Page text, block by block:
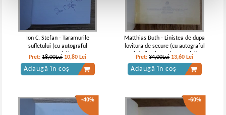
Ion C. Stefan - Taramurile
sufletului (cu autograful
autorului)
Pret:18,00Lei 10,80 Lei
Adaugă în coș
Matthias Buth - Linistea de dupa
lovitura de secure (cu autograful
si dedicatia traducatorului)
Pret:34,00Lei 13,60 Lei
Adaugă în coș
-40% -60%